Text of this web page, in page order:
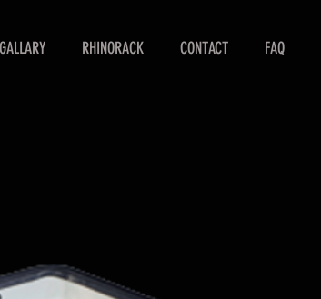
GALLARY RHINORACK CONTACT FAQ